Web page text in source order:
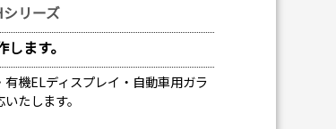
リーズ
ます。
機ELディスプレイ・自動車用ガラ
たします。